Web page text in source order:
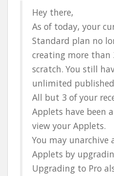
Hey there,
As of today, your
Standard plan no
creating more than
scratch. You still
unlimited
All but 3 of your
Applets have been
view your Applets.
You may unarchive
Applets by
Upgrading to Pro